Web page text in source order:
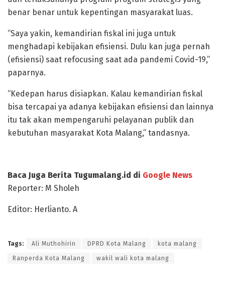
benar benar untuk kepentingan masyarakat luas.
“Saya yakin, kemandirian fiskal ini juga untuk
menghadapi kebijakan efisiensi. Dulu kan juga pernah
(efisiensi) saat refocusing saat ada pandemi Covid-19,”
paparnya.
“Kedepan harus disiapkan. Kalau kemandirian fiskal
bisa tercapai ya adanya kebijakan efisiensi dan lainnya
itu tak akan mempengaruhi pelayanan publik dan
kebutuhan masyarakat Kota Malang,” tandasnya.
Baca Juga Berita Tugumalang.id di Google News
Reporter: M Sholeh
Editor: Herlianto. A
Tags: Ali Muthohirin DPRD Kota Malang kota malang
Ranperda Kota Malang wakil wali kota malang